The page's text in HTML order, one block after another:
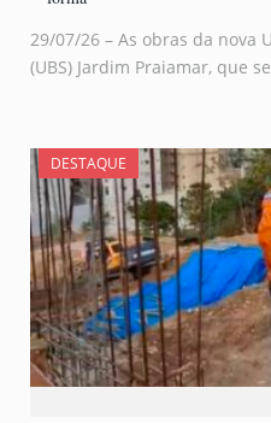
29/07/26 – As obras da nova
(UBS) Jardim Praiamar, que
DESTAQUE